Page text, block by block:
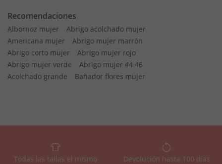
Recomendaciones
Albornoz mujer
Abrigo acolchado mujer
Americana mujer
Abrigo mujer marrón
Abrigo corto mujer
Abrigo mujer rojo
Abrigo mujer verde
Abrigo mujer 44 46
Acolchado grande
Bañador flores mujer
Todas las tallas el mismo
Devolución hasta 100 días